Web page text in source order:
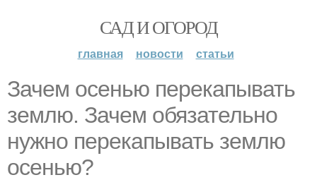
САД И ОГОРОД
главная новости статьи
Зачем осенью перекапывать
землю. Зачем обязательно
нужно перекапывать землю
осенью?